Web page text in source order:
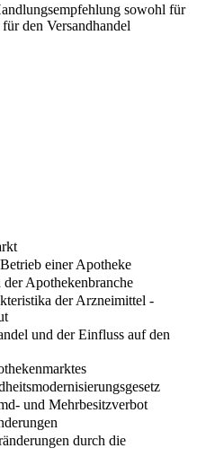
sowohl für
den Versandhandel
einer Apotheke
Apothekenbranche
der Arzneimittel -
und der Einfluss auf den
und Mehrbesitzverbot
durch die